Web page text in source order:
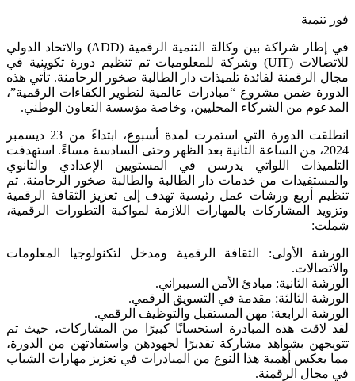
فور تنمية
في إطار شراكة بين وكالة التنمية الرقمية (ADD) والاتحاد الدولي
للاتصالات (UIT) وشركة للمعلوميات تم تنظيم دورة تكوينية في
مجال الرقمنة لفائدة تلميذات دار الطالبة صخور الرحامنة. تأتي هذه
الدورة ضمن مشروع “مبادرات عالمية لتطوير الكفاءات الرقمية”،
المدعوم من الشركاء المحليين، وخاصة مؤسسة التعاون الوطني.
انطلقت الدورة التي استمرت لمدة أسبوع، ابتداءً من 23 ديسمبر
2024، من الساعة الثانية بعد الظهر وحتى السادسة مساءً. استهدفت
التلميذات اللواتي يدرسن في المستويين الإعدادي والثانوي
والمستفيدات من خدمات دار الطالبة والطالبة صخور الرحامنة. تم
تنظيم أربع ورشات عمل رئيسية تهدف إلى تعزيز الثقافة الرقمية
وتزويد المشاركات بالمهارات اللازمة لمواكبة التطورات الرقمية،
شملت:
الورشة الأولى: الثقافة الرقمية ومدخل لتكنولوجيا المعلومات
والاتصالات.
الورشة الثانية: مبادئ الأمن السيبراني.
الورشة الثالثة: مقدمة في التسويق الرقمي.
الورشة الرابعة: مهن المستقبل والتوظيف الرقمي.
لقد لاقت هذه المبادرة استحسانًا كبيرًا من المشاركات، حيث تم
تتويجهن بشواهد مشاركة تقديرًا لجهودهن واستفادتهن من الدورة،
مما يعكس أهمية هذا النوع من المبادرات في تعزيز مهارات الشباب
في مجال الرقمنة.